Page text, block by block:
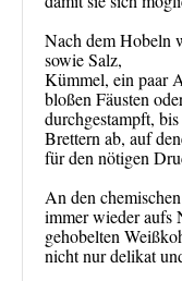
Nach dem Hobeln
sowie Salz,
Kümmel, ein paar
bloßen Fäusten
durchgestampft,
Brettern ab, auf
für den nötigen
An den
immer wieder aufs
gehobelten
nicht nur delikat